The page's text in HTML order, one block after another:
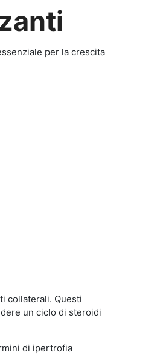
per la crescita
collaterali. Questi
un ciclo di steroidi
di ipertrofia